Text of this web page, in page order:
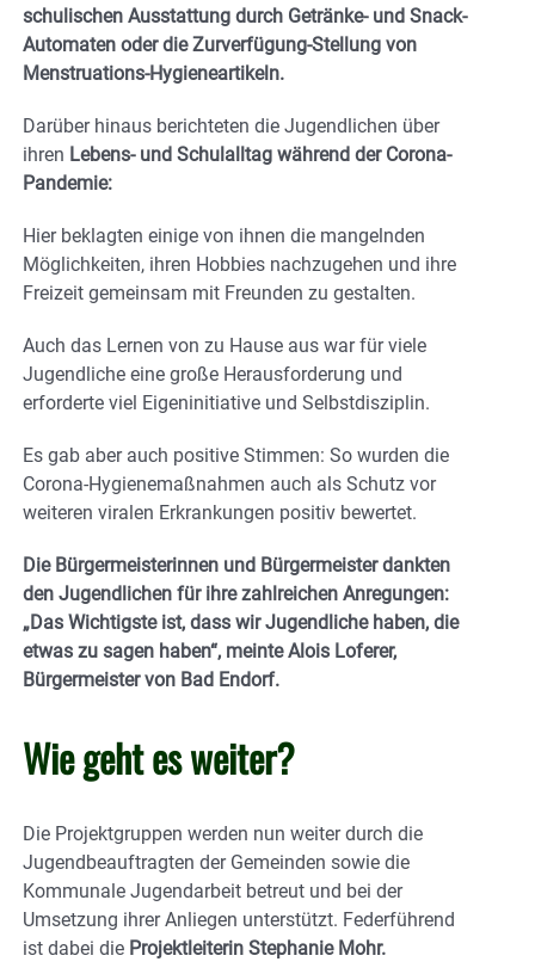
schulischen Ausstattung durch Getränke- und Snack-
Automaten oder die Zurverfügung-Stellung von
Menstruations-Hygieneartikeln.
Darüber hinaus berichteten die Jugendlichen über
ihren Lebens- und Schulalltag während der Corona-
Pandemie:
Hier beklagten einige von ihnen die mangelnden
Möglichkeiten, ihren Hobbies nachzugehen und ihre
Freizeit gemeinsam mit Freunden zu gestalten.
Auch das Lernen von zu Hause aus war für viele
Jugendliche eine große Herausforderung und
erforderte viel Eigeninitiative und Selbstdisziplin.
Es gab aber auch positive Stimmen: So wurden die
Corona-Hygienemaßnahmen auch als Schutz vor
weiteren viralen Erkrankungen positiv bewertet.
Die Bürgermeisterinnen und Bürgermeister dankten
den Jugendlichen für ihre zahlreichen Anregungen:
„Das Wichtigste ist, dass wir Jugendliche haben, die
etwas zu sagen haben“, meinte Alois Loferer,
Bürgermeister von Bad Endorf.
Wie geht es weiter?
Die Projektgruppen werden nun weiter durch die
Jugendbeauftragten der Gemeinden sowie die
Kommunale Jugendarbeit betreut und bei der
Umsetzung ihrer Anliegen unterstützt. Federführend
ist dabei die Projektleiterin Stephanie Mohr.